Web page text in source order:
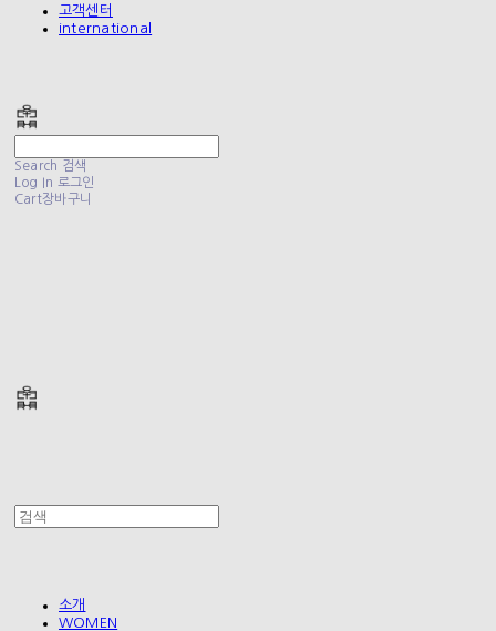
고객센터
international
Search 검색
Log In 로그인
Cart장바구니
소개
WOMEN